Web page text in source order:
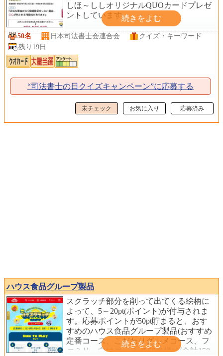
しほ～ししオリジナルQUOカードプレゼ
ントしています。
50名 日本司法書士会連合会
クイズ・キーワード
残り19日
“司法書士の日クイズキャンペーン”に応募する
未チェック お気に入り 応募済み
ハウス食品グループ製品
スクラッチ部分を削って出てくる絵柄に
よって、5～20pt(ポイント)が付与されま
す。応募ポイントが50pt貯まると、おす
すめのハウス食品グループ製品(おすすめ
定番コース、こだわりグルメコース、フ
ァミリー向けコース 各50名様)が合計150